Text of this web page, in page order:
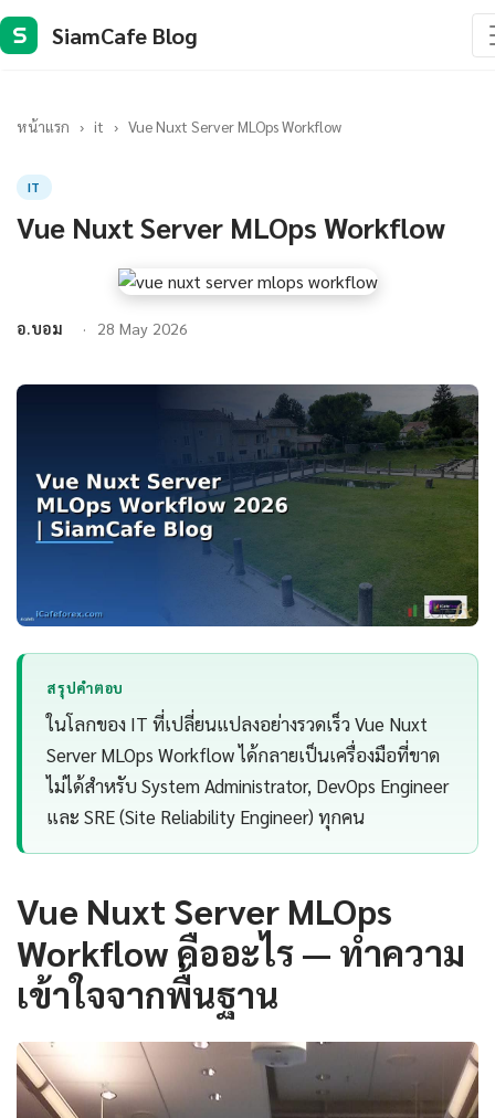
S SiamCafe Blog
หน้าแรก › it › Vue Nuxt Server MLOps Workflow
IT
Vue Nuxt Server MLOps Workflow
อ.บอม 28 May 2026
สรุปคำตอบ
ในโลกของ IT ที่เปลี่ยนแปลงอย่างรวดเร็ว Vue Nuxt
Server MLOps Workflow ได้กลายเป็นเครื่องมือที่ขาด
ไม่ได้สำหรับ System Administrator, DevOps Engineer
และ SRE (Site Reliability Engineer) ทุกคน
Vue Nuxt Server MLOps
Workflow คืออะไร — ทำความ
เข้าใจจากพื้นฐาน